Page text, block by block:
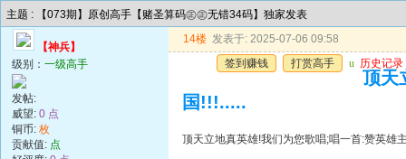
主题 : 【073期】原创高手【赌圣算码㊣㊣无错34码】独家发表
【神兵】
级别： 一级高手
发帖:
威望: 0 点
铜币: 枚
贡献值: 点
14楼 发表于: 2025-07-06 09:58
签到赚钱
打赏高手 u 历史记录
顶天
国!!!.....
顶天立地真英雄!我们为您歌唱;唱一首:赞英雄